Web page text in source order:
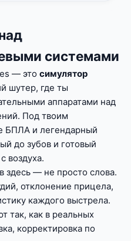
системами
— это симулятор
шутер, где ты
аппаратами над
Под твоим
БПЛА и легендарный
до зубов и готовый
воздуха.
здесь — не просто слова.
отклонение прицела,
каждого выстрела.
так, как в реальных
корректировка по